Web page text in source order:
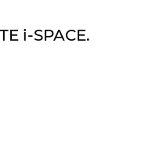
i‑SPACE.